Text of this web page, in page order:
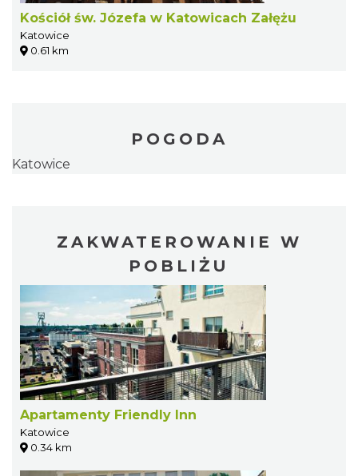
Kościół św. Józefa w Katowicach Załężu
Katowice
0.61 km
POGODA
Katowice
ZAKWATEROWANIE W
POBLIŻU
Apartamenty Friendly Inn
Katowice
0.34 km